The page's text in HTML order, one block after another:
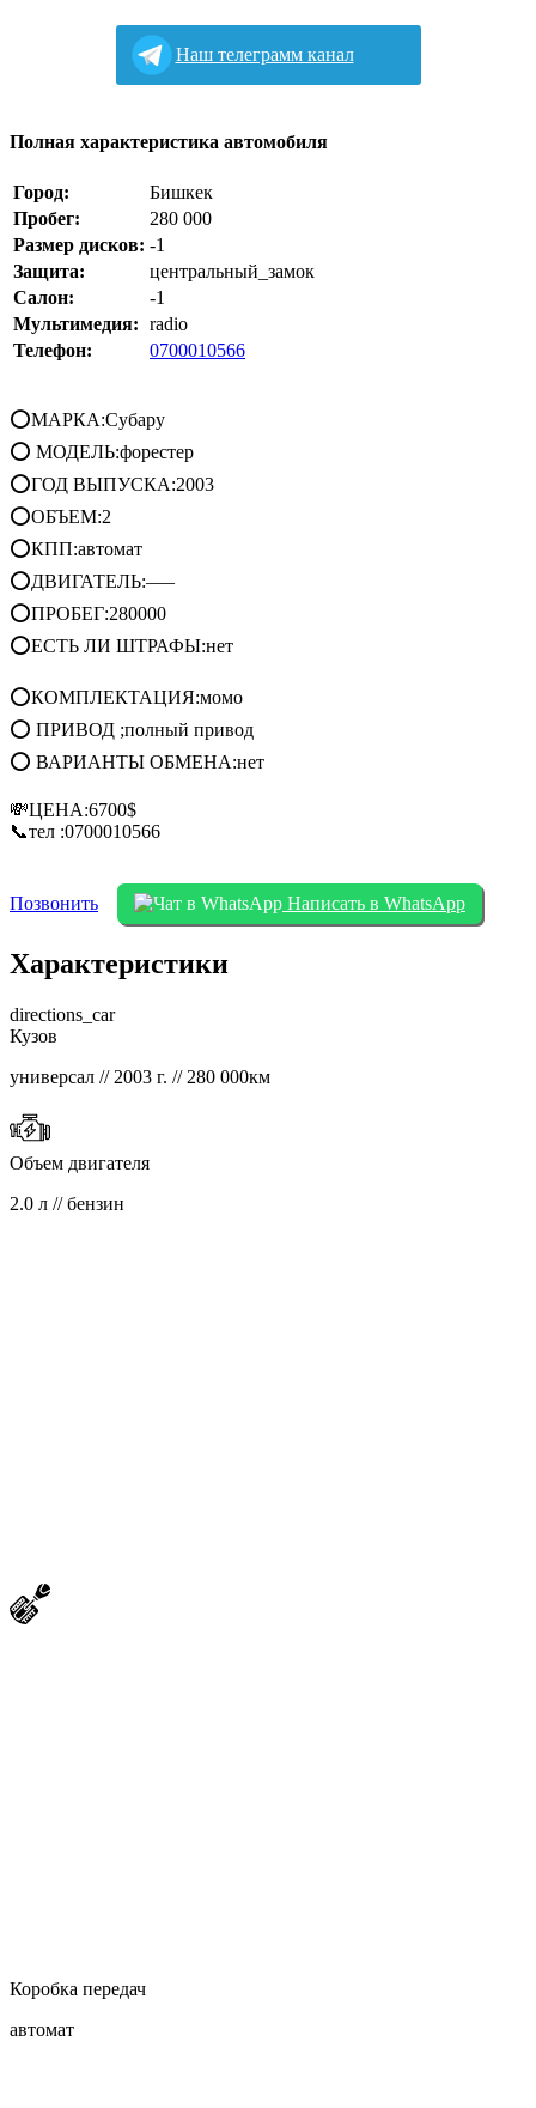
Наш телеграмм канал
Полная характеристика автомобиля
Город:
Бишкек
Пробег:
280 000
Размер дисков: -1
Защита:
центральный_замок
Салон:
-1
Мультимедия: radio
Телефон:
0700010566
⭕МАРКА:Субару
⭕ МОДЕЛЬ:форестер
⭕ГОД ВЫПУСКА:2003
⭕ОБЪЕМ:2
⭕КПП:автомат
⭕ДВИГАТЕЛЬ:—–
⭕ПРОБЕГ:280000
⭕ЕСТЬ ЛИ ШТРАФЫ:нет
⭕КОМПЛЕКТАЦИЯ:момо
⭕ ПРИВОД ;полный привод
⭕ ВАРИАНТЫ ОБМЕНА:нет
💸ЦЕНА:6700$
📞тел :0700010566
Позвонить Написать в WhatsApp
Характеристики
directions_car
Кузов
универсал // 2003 г. // 280 000км
Объем двигателя
2.0 л // бензин
Коробка передач
автомат